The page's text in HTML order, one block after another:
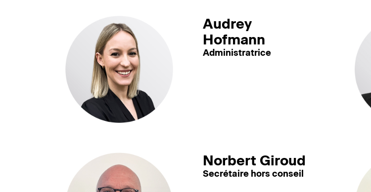
Audrey
Hofmann
Administratrice
Norbert Giroud
Secrétaire hors conseil